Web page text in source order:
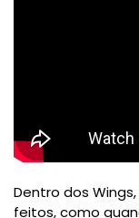
Dentro dos
feitos, como